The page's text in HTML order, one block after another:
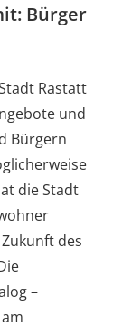
Bürger
Rastatt
und
Bürgern
die Stadt
des
–